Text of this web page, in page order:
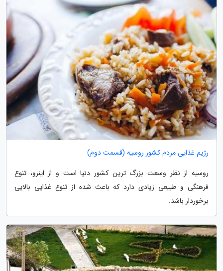
رژیم غذایی مردم کشور روسیه (قسمت دوم)
روسیه از نظر وسعت بزرگ ترین کشور دنیا است و از اینرو، تنوع
فرهنگی و طبیعی زیادی دارد که باعث شده از تنوع غذایی بالایی
برخوردار باشد.